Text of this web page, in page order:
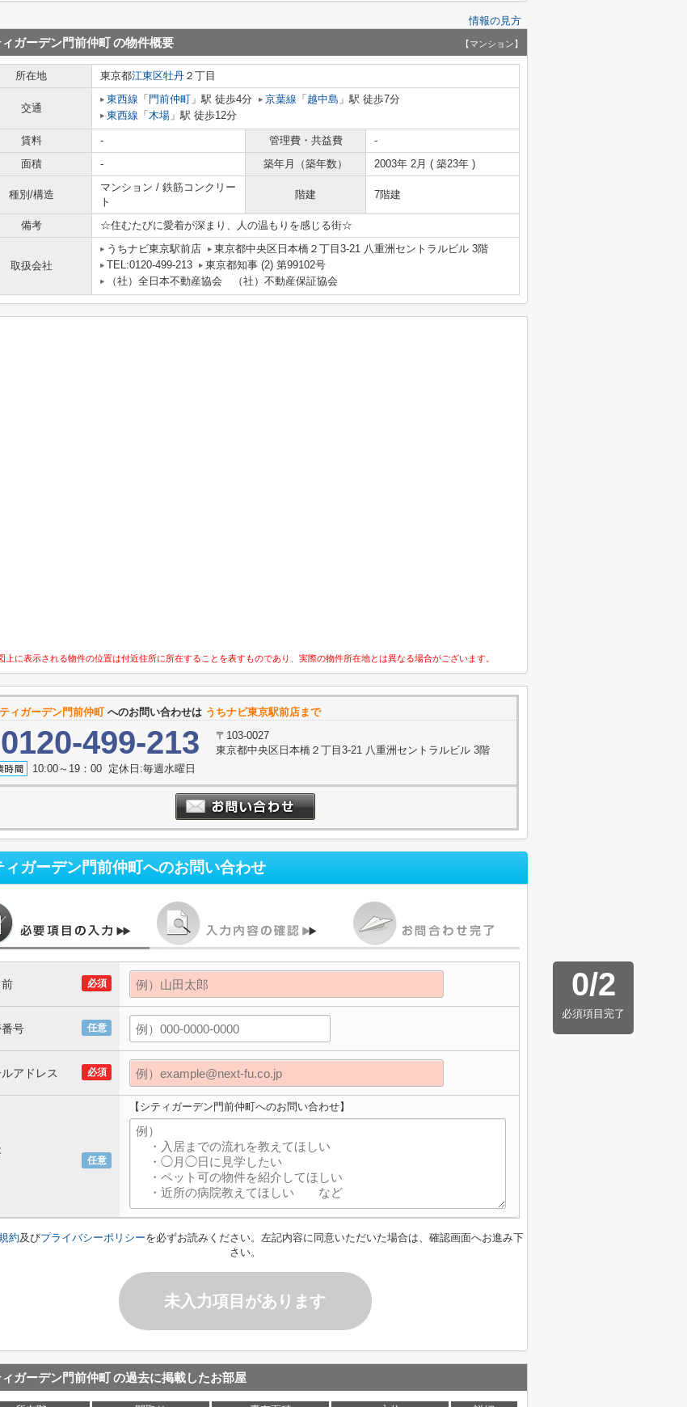
情報の見方
ガーデン門前仲町の物件概要 【マンション】
所在地 東京都江東区牡丹 ２丁目
交通
東西線 「 門前仲町 」駅 徒歩4分 京葉線 「 越中島 」駅 徒歩7分
東西線 「 木場 」駅 徒歩12分
賃料 - 管理費・共益費
-
面積
- 築年月（築年数） 2003年 2月 ( 築23年 )
種別/構造
マンション / 鉄筋コンクリー
ト
階建 7階建
備考 ☆住むたびに愛着が深まり、人の温もりを感じる街☆
取扱会社
うちナビ東京駅前店
東京都中央区日本橋２丁目3-21 八重洲セントラルビル 3階
TEL:0120-499-213
東京都知事 (2) 第99102号
（社）全日本不動産協会 （社）不動産保証協会
上に表示される物件の位置は付近住所に所在することを表すものであり、実際の物件所在地とは異なる場合がございます。
ィガーデン門前仲町へのお問い合わせは うちナビ東京駅前店まで
499-213
〒103-0027
東京都中央区日本橋２丁目3-21 八重洲セントラルビル 3階
10:00～19：00 定休日:毎週水曜日
ィガーデン門前仲町へのお問い合わせ
0/2
必須項目完了
必須
任意
号
必須
ルアドレス
任意
【シティガーデン門前仲町へのお問い合わせ】
約及びプライバシーポリシーを必ずお読みください。左記内容に同意いただいた場合は、確認画面へお進み下
さい。
未入力項目があります
ガーデン門前仲町の過去に掲載したお部屋